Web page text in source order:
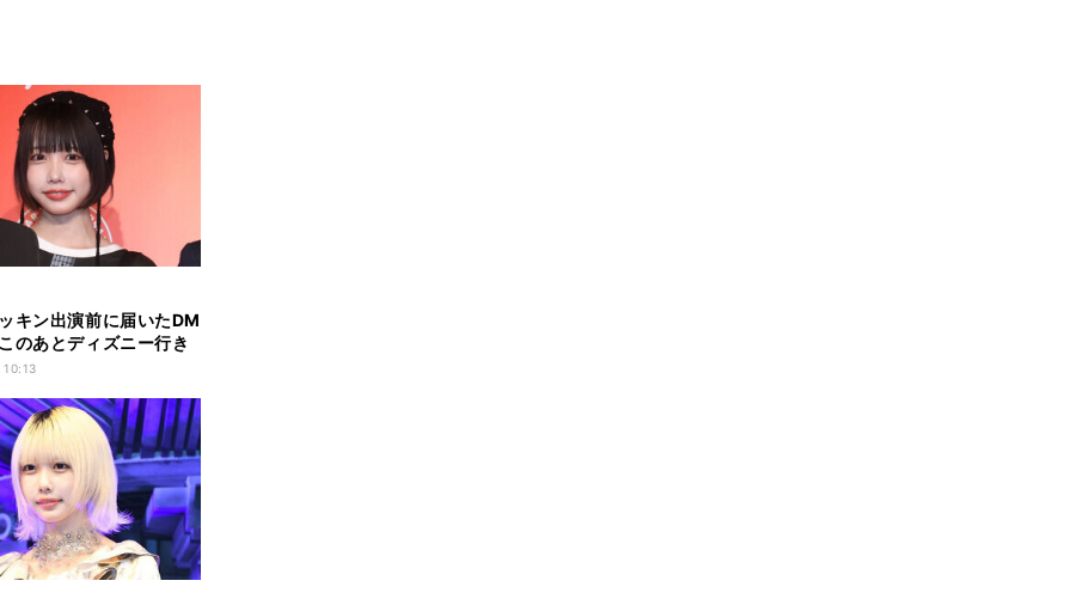
キン出演前に届いたDM
のあとディズニー行き
」